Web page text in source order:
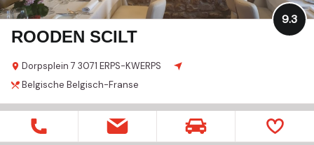
ROODEN SCILT
Dorpsplein 7 3071 ERPS-KWERPS
9.3
Belgische Belgisch-Franse